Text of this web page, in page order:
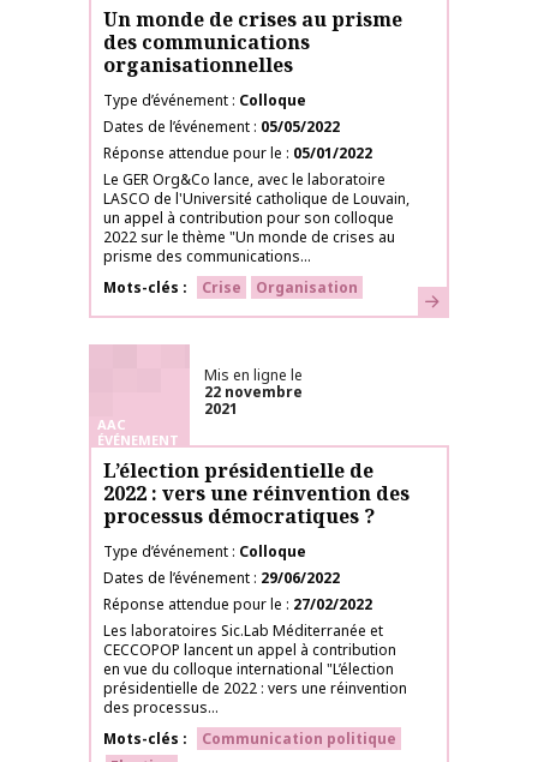
Un monde de crises au prisme
des communications
organisationnelles
Type d’événement Colloque
Dates de l’événement 05/05/2022
Réponse attendue pour le
05/01/2022
Le GER Org&Co lance, avec le laboratoire
LASCO de l'Université catholique de Louvain,
un appel à contribution pour son colloque
2022 sur le thème "Un monde de crises au
prisme des communications...
Mots-clés
Crise Organisation En savoir plus
AAC
ÉVÉNEMENT
Mis en ligne le
22 novembre
2021
L’élection présidentielle de
2022 : vers une réinvention des
processus démocratiques ?
Type d’événement Colloque
Dates de l’événement 29/06/2022
Réponse attendue pour le
27/02/2022
Les laboratoires Sic.Lab Méditerranée et
CECCOPOP lancent un appel à contribution
en vue du colloque international "L’élection
présidentielle de 2022 : vers une réinvention
des processus...
Mots-clés
Communication politique